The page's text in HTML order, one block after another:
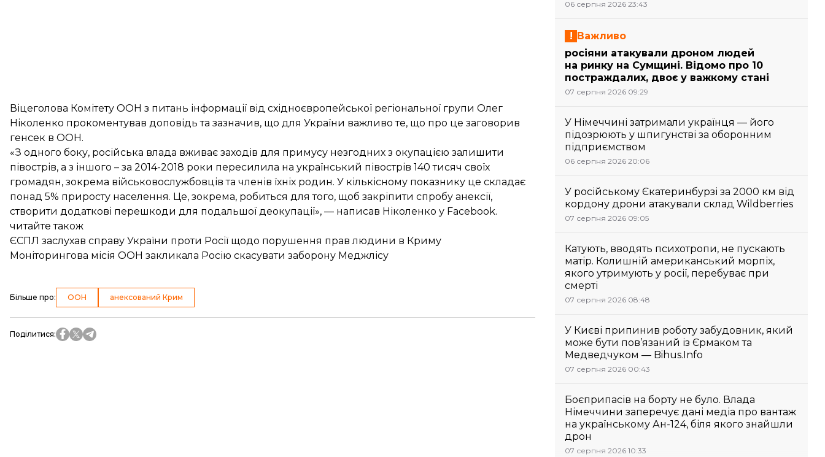
Віцеголова Комітету ООН з питань інформації від східноєвропейської регіональної групи Олег
Ніколенко прокоментував доповідь та зазначив, що для України важливо те, що про це заговорив
генсек в ООН.
«З одного боку, російська влада вживає заходів для примусу незгодних з окупацією залишити
півострів, а з іншого – за 2014-2018 роки пересилила на український півострів 140 тисяч своїх
громадян, зокрема військовослужбовців та членів їхніх родин. У кількісному показнику це складає
понад 5% приросту населення. Це, зокрема, робиться для того, щоб закріпити спробу анексії,
створити додаткові перешкоди для подальшої деокупації», — написав Ніколенко у Facebook.
читайте також
ЄСПЛ заслухав справу України проти Росії щодо порушення прав людини в Криму
Моніторингова місія ООН закликала Росію скасувати заборону Меджлісу
Більше про: ООН анексований Крим
Поділитися:
06 серпня 2026 23:43
Важливо
росіяни атакували дроном людей
на ринку на Сумщині. Відомо про 10
постраждалих, двоє у важкому стані
07 серпня 2026 09:29
У Німеччині затримали українця — його
підозрюють у шпигунстві за оборонним
підприємством
06 серпня 2026 20:06
У російському Єкатеринбурзі за 2000 км від
кордону дрони атакували склад Wildberries
07 серпня 2026 09:05
Катують, вводять психотропи, не пускають
матір. Колишній американський морпіх,
якого утримують у росії, перебуває при
смерті
07 серпня 2026 08:48
У Києві припинив роботу забудовник, який
може бути пов’язаний із Єрмаком та
Медведчуком — Bihus.Info
07 серпня 2026 00:43
Боєприпасів на борту не було. Влада
Німеччини заперечує дані медіа про вантаж
на українському Ан-124, біля якого знайшли
дрон
07 серпня 2026 10:33